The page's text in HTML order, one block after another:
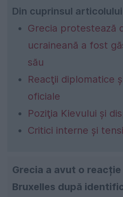
Din cuprinsul articolului
Grecia protestează
ucraineană a fost
său
Reacţii diplomatice
oficiale
Poziţia Kievului şi
Critici interne şi
Grecia a avut o
Bruxelles după